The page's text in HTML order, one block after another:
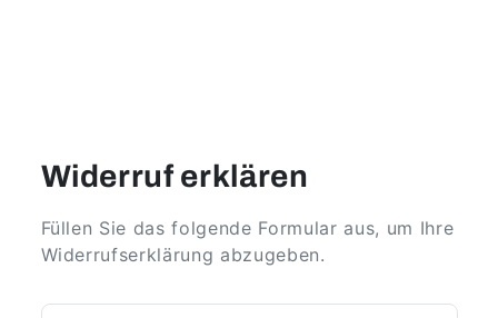
Widerruf erklären
Füllen Sie das folgende Formular aus, um Ihre
Widerrufserklärung abzugeben.